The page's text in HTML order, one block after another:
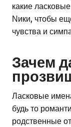
какие
Νики, чтобы
чувства и
Зачем
Ласковые
будь то
родственные